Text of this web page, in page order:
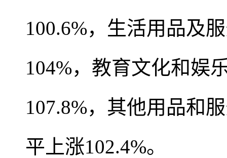
100.6%，生活用品及
104%，教育文化和娱
107.8%，其他用品和
平上涨102.4%。